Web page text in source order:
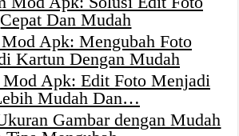
Cepat Dan Mudah
Apk: Mengubah Foto
Kartun Dengan Mudah
Mod Apk: Edit Foto Menjadi
Mudah Dan…
Gambar dengan Mudah